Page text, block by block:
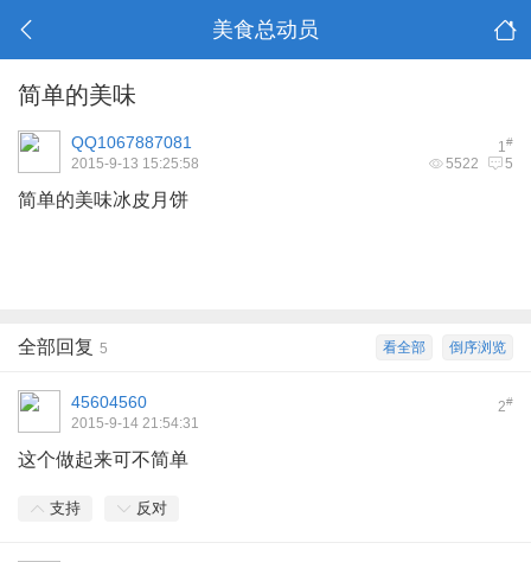
美食总动员
简单的美味
1#
QQ1067887081
5522 5
2015-9-13 15:25:58
简单的美味冰皮月饼
倒序浏览
看全部
全部回复 5
2#
45604560
2015-9-14 21:54:31
这个做起来可不简单
支持 反对